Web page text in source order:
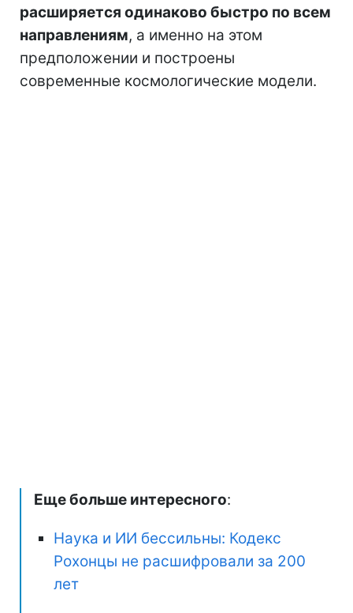
расширяется одинаково быстро по всем
направлениям, а именно на этом
предположении и построены
современные космологические модели.
Еще больше интересного:
Наука и ИИ бессильны: Кодекс
Рохонцы не расшифровали за 200
лет